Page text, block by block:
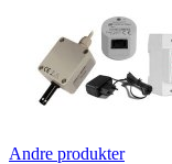
Andre produkter